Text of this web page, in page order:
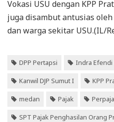
Vokasi USU dengan KPP
juga disambut antusias
dan warga sekitar USU.(IL/
DPP Pertapsi Indra Efendi
Kanwil DJP Sumut I KPP
medan Pajak
SPT Pajak Penghasilan Orang